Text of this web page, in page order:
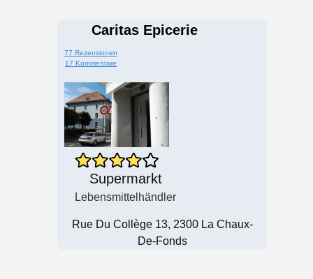
Caritas Epicerie
77 Rezensionen
17 Kommentare
Supermarkt
Lebensmittelhändler
Rue Du Collège 13, 2300 La Chaux-
De-Fonds